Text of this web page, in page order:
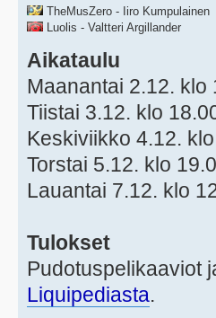
TheMusZero - Iiro Kumpulainen
Luolis - Valtteri Argillander
Aikataulu
Maanantai 2.12.
Tiistai 3.12. klo
Keskiviikko 4.12.
Torstai 5.12. klo
Lauantai 7.12. klo
Tulokset
Pudotuspelikaaviot
Liquipediasta.